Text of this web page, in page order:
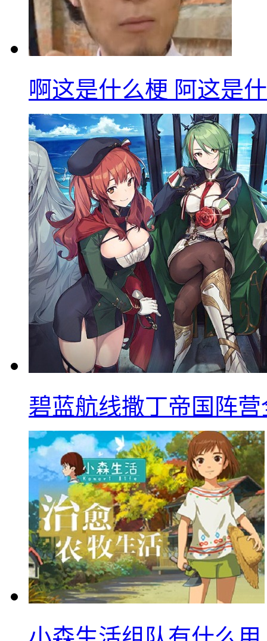
啊这是什么梗 阿这是
碧蓝航线撒丁帝国阵